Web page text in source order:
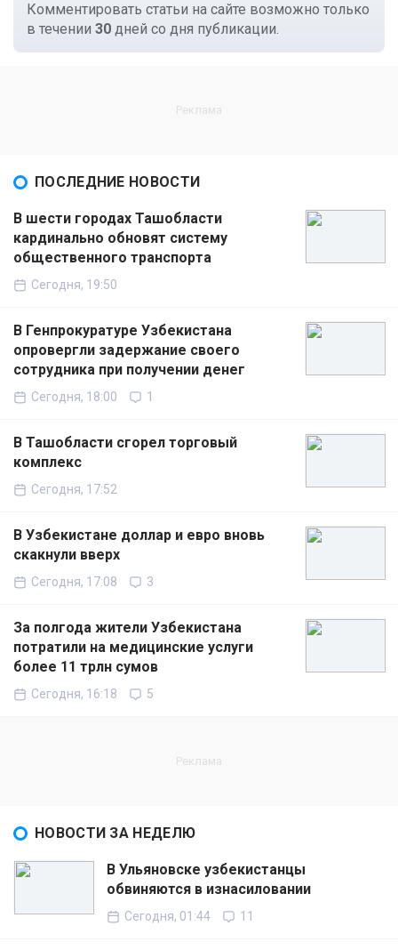
Комментировать статьи на сайте возможно только
в течении 30 дней со дня публикации.
ПОСЛЕДНИЕ НОВОСТИ
В шести городах Ташобласти
кардинально обновят систему
общественного транспорта
Сегодня, 19:50
В Генпрокуратуре Узбекистана
опровергли задержание своего
сотрудника при получении денег
Сегодня, 18:00 1
В Ташобласти сгорел торговый
комплекс
Сегодня, 17:52
В Узбекистане доллар и евро вновь
скакнули вверх
Сегодня, 17:08 3
За полгода жители Узбекистана
потратили на медицинские услуги
более 11 трлн сумов
Сегодня, 16:18 5
НОВОСТИ ЗА НЕДЕЛЮ
В Ульяновске узбекистанцы
обвиняются в изнасиловании
Сегодня, 01:44 11